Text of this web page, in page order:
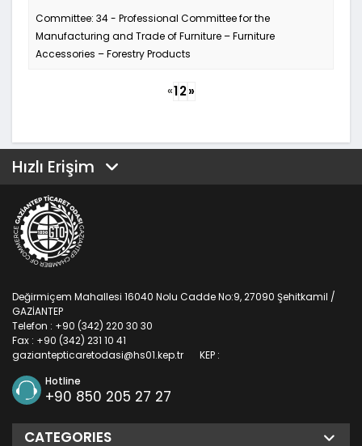
Committee: 34 - Professional Committee for the
Manufacturing and Trade of Furniture – Furniture
Accessories – Forestry Products
«12»
Hızlı Erişim
Değirmiçem Mahallesi 16040 Nolu Cadde No:9, 27090 Şehitkamil /
GAZİANTEP
Telefon : +90 (342) 220 30 30
Fax : +90 (342) 231 10 41
KEP :
gaziantepticaretodasi@hs01.kep.tr
Hotline
+90 850 205 27 27
CATEGORIES